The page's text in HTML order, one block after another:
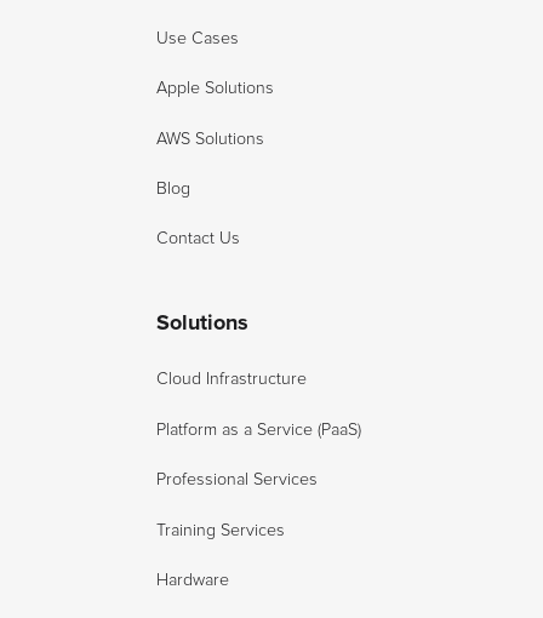
Use Cases
Apple Solutions
AWS Solutions
Blog
Contact Us
Solutions
Cloud Infrastructure
Platform as a Service (PaaS)
Professional Services
Training Services
Hardware